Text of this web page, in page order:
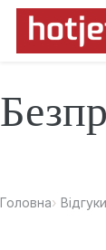
Головна Відгуки